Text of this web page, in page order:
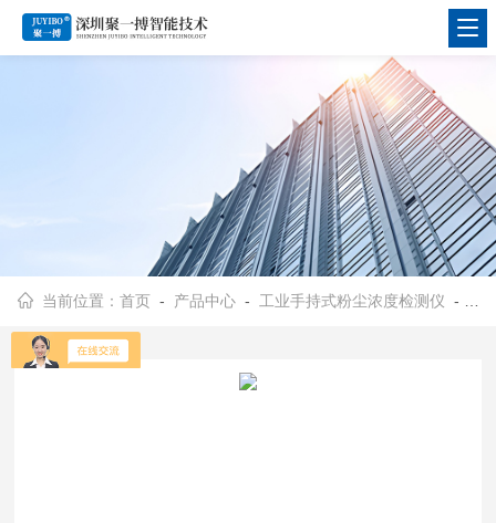
当前位置：首页 - 产品中心 - 工业手持式粉尘浓度检测仪 -